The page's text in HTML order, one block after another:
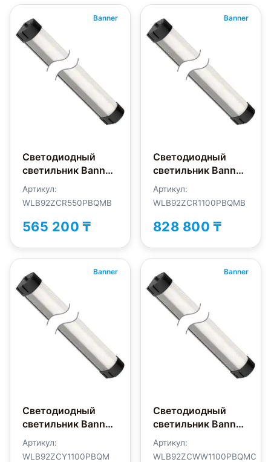
Banner
Светодиодный
светильник Banner
WLB92ZCR550PBQMB
Артикул:
WLB92ZCR550PBQMB
565 200 ₸
Banner
Светодиодный
светильник Banner
WLB92ZCR1100PBQMB
Артикул:
WLB92ZCR1100PBQMB
828 800 ₸
Banner
Светодиодный
светильник Banner
WLB92ZCY1100PBQM
Артикул:
WLB92ZCY1100PBQM
Banner
Светодиодный
светильник Banner
Артикул:
WLB92ZCWW1100PBQMC